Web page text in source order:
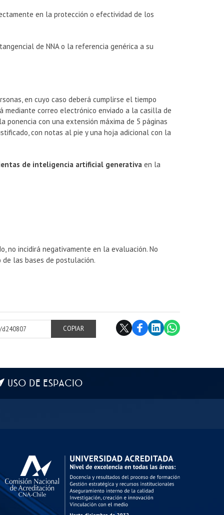
en la protección o efectividad de los
de NNA o la referencia genérica a su
en cuyo caso deberá cumplirse el tiempo
mediante correo electrónico enviado a la casilla de
ponencia con una extensión máxima de 5 páginas
con notas al pie y una hoja adicional con la
de inteligencia artificial generativa en la
no incidirá negativamente en la evaluación. No
las bases de postulación.
COPIAR
USO DE ESPACIO